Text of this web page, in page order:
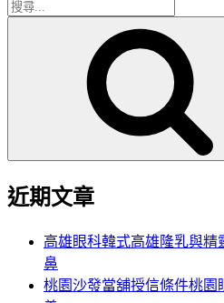
搜
近期文章
高雄眼科韓式高雄隆乳與
鼻
桃園沙發當舖授信條件桃